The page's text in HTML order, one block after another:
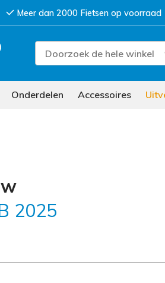
Meer dan 2000 Fietsen op voorraad
Onderdelen Accessoires
2025